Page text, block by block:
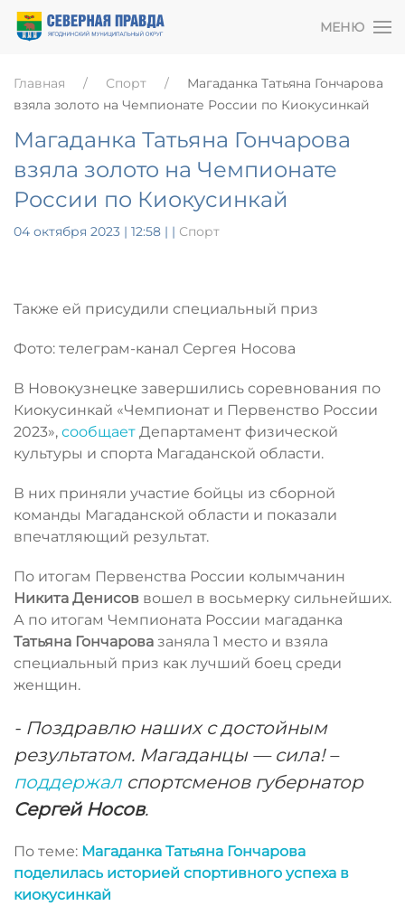
МЕНЮ
Главная Спорт
Магаданка Татьяна Гончарова
взяла золото на Чемпионате России по Киокусинкай
Магаданка Татьяна Гончарова
взяла золото на Чемпионате
России по Киокусинкай
04 октября 2023 | 12:58 | | Спорт
Также ей присудили специальный приз
Фото: телеграм-канал Сергея Носова
В Новокузнецке завершились соревнования по
Киокусинкай «Чемпионат и Первенство России
2023», сообщает Департамент физической
культуры и спорта Магаданской области.
В них приняли участие бойцы из сборной
команды Магаданской области и показали
впечатляющий результат.
По итогам Первенства России колымчанин
Никита Денисов вошел в восьмерку сильнейших.
А по итогам Чемпионата России магаданка
Татьяна Гончарова заняла 1 место и взяла
специальный приз как лучший боец среди
женщин.
- Поздравлю наших с достойным
результатом. Магаданцы — сила! –
поддержал спортсменов губернатор
Сергей Носов.
По теме: Магаданка Татьяна Гончарова
поделилась историей спортивного успеха в
киокусинкай